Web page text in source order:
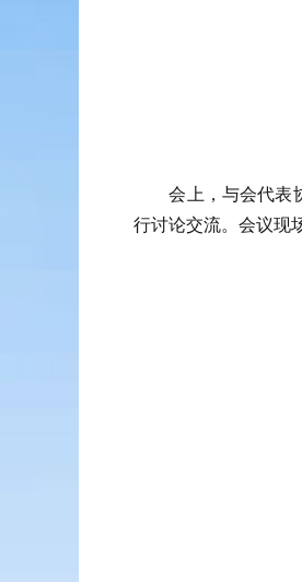
会上，与会代表协
行讨论交流。会议现